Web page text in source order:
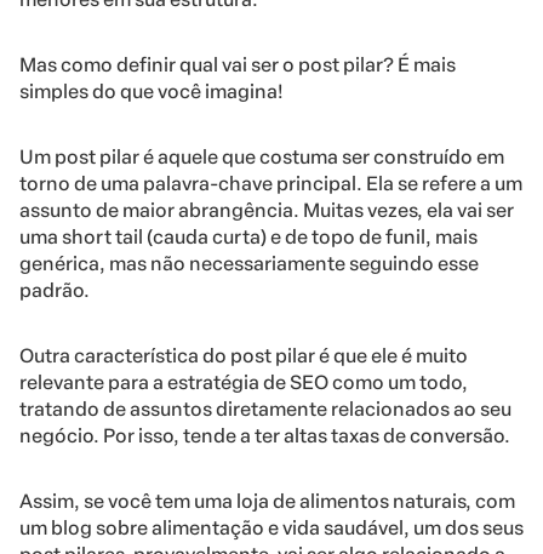
Mas como definir qual vai ser o post pilar? É mais
simples do que você imagina!
Um post pilar é aquele que costuma ser construído em
torno de uma palavra-chave principal. Ela se refere a um
assunto de maior abrangência. Muitas vezes, ela vai ser
uma short tail (cauda curta) e de topo de funil, mais
genérica, mas não necessariamente seguindo esse
padrão.
Outra característica do post pilar é que ele é muito
relevante para a estratégia de SEO como um todo,
tratando de assuntos diretamente relacionados ao seu
negócio. Por isso, tende a ter altas taxas de conversão.
Assim, se você tem uma loja de alimentos naturais, com
um blog sobre alimentação e vida saudável, um dos seus